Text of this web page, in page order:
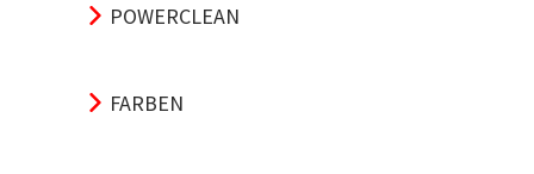
POWERCLEAN
FARBEN